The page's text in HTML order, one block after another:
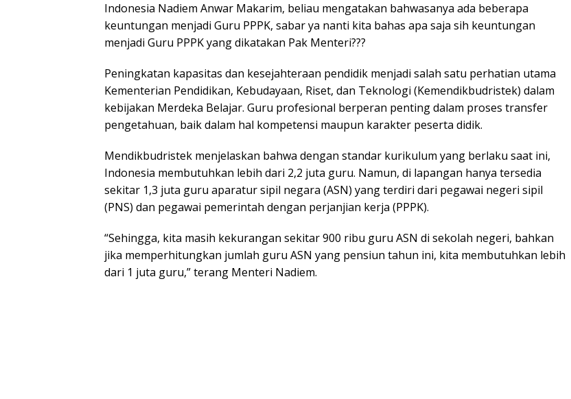
Indonesia Nadiem Anwar Makarim, beliau mengatakan bahwasanya ada beberapa
keuntungan menjadi Guru PPPK, sabar ya nanti kita bahas apa saja sih keuntungan
menjadi Guru PPPK yang dikatakan Pak Menteri???
Peningkatan kapasitas dan kesejahteraan pendidik menjadi salah satu perhatian utama
Kementerian Pendidikan, Kebudayaan, Riset, dan Teknologi (Kemendikbudristek) dalam
kebijakan Merdeka Belajar. Guru profesional berperan penting dalam proses transfer
pengetahuan, baik dalam hal kompetensi maupun karakter peserta didik.
Mendikbudristek menjelaskan bahwa dengan standar kurikulum yang berlaku saat ini,
Indonesia membutuhkan lebih dari 2,2 juta guru. Namun, di lapangan hanya tersedia
sekitar 1,3 juta guru aparatur sipil negara (ASN) yang terdiri dari pegawai negeri sipil
(PNS) dan pegawai pemerintah dengan perjanjian kerja (PPPK).
“Sehingga, kita masih kekurangan sekitar 900 ribu guru ASN di sekolah negeri, bahkan
jika memperhitungkan jumlah guru ASN yang pensiun tahun ini, kita membutuhkan lebih
dari 1 juta guru,” terang Menteri Nadiem.